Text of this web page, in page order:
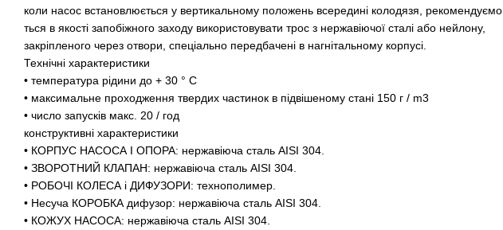
коли насос встановлюється у вертикальному положень всередині колодязя, рекомендуємо
ться в якості запобіжного заходу використовувати трос з нержавіючої сталі або нейлону,
закріпленого через отвори, спеціально передбачені в нагнітальному корпусі.
Технічні характеристики
• температура рідини до + 30 ° C
• максимальне проходження твердих частинок в підвішеному стані 150 г / m3
• число запусків макс. 20 / год
конструктивні характеристики
• КОРПУС НАСОСА І ОПОРА: нержавіюча сталь AISI 304.
• ЗВОРОТНИЙ КЛАПАН: нержавіюча сталь AISI 304.
• РОБОЧІ КОЛЕСА і ДИФУЗОРИ: технополимер.
• Несуча КОРОБКА дифузор: нержавіюча сталь AISI 304.
• КОЖУХ НАСОСА: нержавіюча сталь AISI 304.